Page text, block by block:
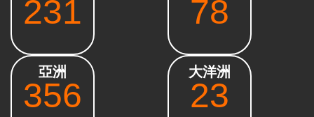
搜尋
SELECT LANGUAGE
會員登入
231 78
亞洲
356
大洋洲
23